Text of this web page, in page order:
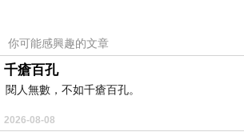
你可能感興趣的文章
千瘡百孔
閱人無數，不如千瘡百孔。
2026-08-08